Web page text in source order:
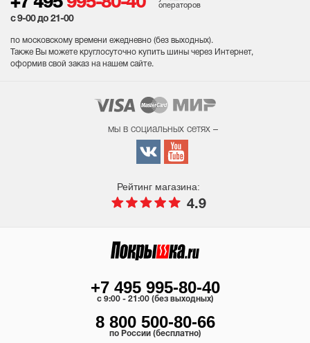
операторов
с 9-00 до 21-00
по московскому времени ежедневно (без выходных).
Также Вы можете круглосуточно купить шины через Интернет,
оформив свой заказ на нашем сайте.
мы в социальных сетях –
Рейтинг магазина:
4.9
+7 495 995-80-40
c 9:00 - 21:00 (без выходных)
8 800 500-80-66
по России (бесплатно)